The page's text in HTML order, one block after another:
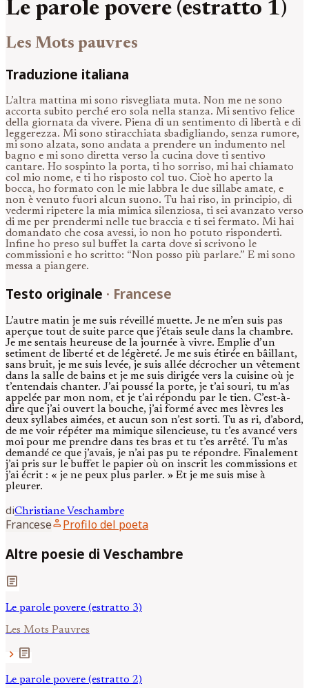
Le parole povere (estratto 1)
Les Mots pauvres
Traduzione italiana
L’altra mattina mi sono risvegliata muta. Non me ne sono
accorta subito perché ero sola nella stanza. Mi sentivo felice
della giornata da vivere. Piena di un sentimento di libertà e di
leggerezza. Mi sono stiracchiata sbadigliando, senza rumore,
mi sono alzata, sono andata a prendere un indumento nel
bagno e mi sono diretta verso la cucina dove ti sentivo
cantare. Ho sospinto la porta, ti ho sorriso, mi hai chiamato
col mio nome, e ti ho risposto col tuo. Cioè ho aperto la
bocca, ho formato con le mie labbra le due sillabe amate, e
non è venuto fuori alcun suono. Tu hai riso, in principio, di
vedermi ripetere la mia mimica silenziosa, ti sei avanzato verso
di me per prendermi nelle tue braccia e ti sei fermato. Mi hai
domandato che cosa avessi, io non ho potuto risponderti.
Infine ho preso sul buffet la carta dove si scrivono le
commissioni e ho scritto: “Non posso più parlare.” E mi sono
messa a piangere.
Testo originale · Francese
L’autre matin je me suis réveillé muette. Je ne m’en suis pas
aperçue tout de suite parce que j’étais seule dans la chambre.
Je me sentais heureuse de la journée à vivre. Emplie d’un
setiment de liberté et de légèreté. Je me suis étirée en bâillant,
sans bruit, je me suis levée, je suis allée décrocher un vêtement
dans la salle de bains et je me suis dirigée vers la cuisine où je
t’entendais chanter. J’ai poussé la porte, je t’ai souri, tu m’as
appelée par mon nom, et je t’ai répondu par le tien. C’est-à-
dire que j’ai ouvert la bouche, j’ai formé avec mes lèvres les
deux syllabes aimées, et aucun son n’est sorti. Tu as ri, d’abord,
de me voir répéter ma mimique silencieuse, tu t’es avancé vers
moi pour me prendre dans tes bras et tu t’es arrêté. Tu m’as
demandé ce que j’avais, je n’ai pas pu te répondre. Finalement
j’ai pris sur le buffet le papier où on inscrit les commissions et
j’ai écrit : « je ne peux plus parler. » Et je me suis mise à
pleurer.
diChristiane Veschambre
Franceseperson Profilo del poeta
Altre poesie di Veschambre
article
Le parole povere (estratto 3)
Les Mots Pauvres
chevron_right article
Le parole povere (estratto 2)